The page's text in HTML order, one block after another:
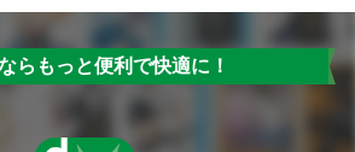
らもっと便利で快適に！